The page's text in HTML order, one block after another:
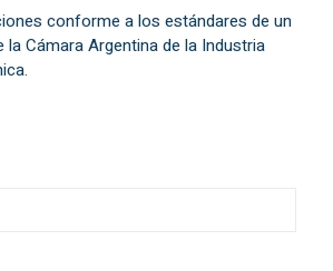
conforme a los estándares de un
Cámara Argentina de la Industria